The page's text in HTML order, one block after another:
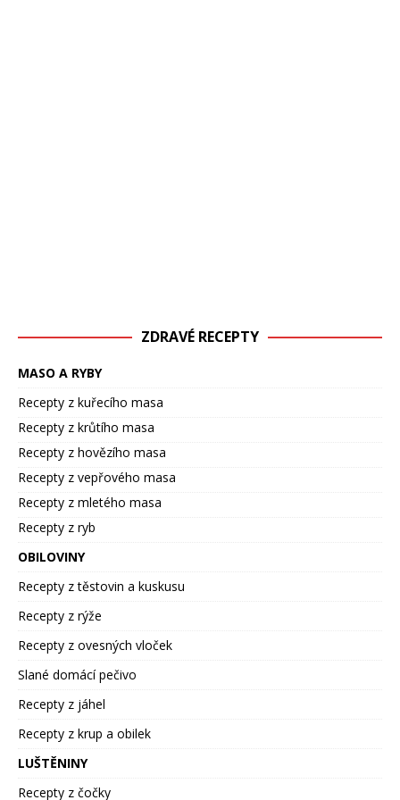
ZDRAVÉ RECEPTY
MASO A RYBY
Recepty z kuřecího masa
Recepty z krůtího masa
Recepty z hovězího masa
Recepty z vepřového masa
Recepty z mletého masa
Recepty z ryb
OBILOVINY
Recepty z těstovin a kuskusu
Recepty z rýže
Recepty z ovesných vloček
Slané domácí pečivo
Recepty z jáhel
Recepty z krup a obilek
LUŠTĚNINY
Recepty z čočky